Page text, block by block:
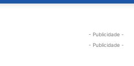
- Publicidade -
- Publicidade -